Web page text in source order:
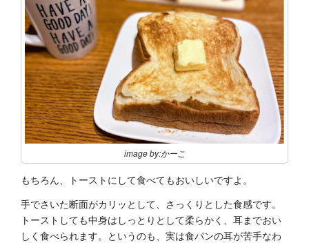
image by:かーこ
もちろん、トーストにして食べてもおいしいですよ。
手でさいた断面がカリッとして、さっくりとした食感です。
トーストしても中身はしっとりとして柔らかく、耳までおい
しく食べられます。というのも、実は食パンの耳が苦手なわ